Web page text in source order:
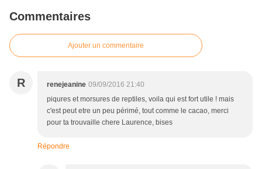
Commentaires
Ajouter un commentaire
R renejeanine 09/09/2016 21:40
piqures et morsures de reptiles, voila qui est fort utile ! mais
c'est peut etre un peu périmé, tout comme le cacao, merci
pour ta trouvaille chere Laurence, bises
Répondre